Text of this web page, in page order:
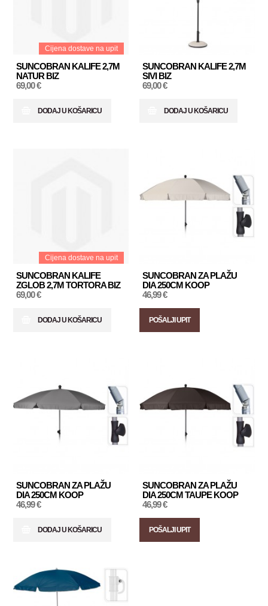
Cijena dostave na upit
SUNCOBRAN KALIFE 2,7M
NATUR BIZ
69,00 €
DODAJ U KOŠARICU
SUNCOBRAN KALIFE 2,7M
SIVI BIZ
69,00 €
DODAJ U KOŠARICU
Cijena dostave na upit
SUNCOBRAN KALIFE
ZGLOB 2,7M TORTORA BIZ
69,00 €
DODAJ U KOŠARICU
SUNCOBRAN ZA PLAŽU
DIA 250CM KOOP
46,99 €
POŠALJI UPIT
SUNCOBRAN ZA PLAŽU
DIA 250CM KOOP
46,99 €
DODAJ U KOŠARICU
SUNCOBRAN ZA PLAŽU
DIA 250CM TAUPE KOOP
46,99 €
POŠALJI UPIT